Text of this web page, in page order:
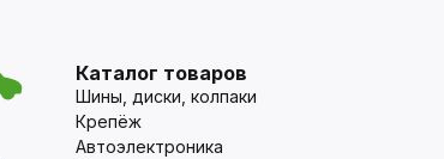
Каталог товаров
Шины, диски, колпаки
Крепёж
Автоэлектроника